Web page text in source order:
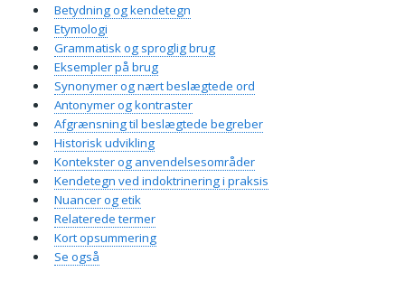
Betydning og kendetegn
Etymologi
Grammatisk og sproglig brug
Eksempler på brug
Synonymer og nært beslægtede ord
Antonymer og kontraster
Afgrænsning til beslægtede begreber
Historisk udvikling
Kontekster og anvendelsesområder
Kendetegn ved indoktrinering i praksis
Nuancer og etik
Relaterede termer
Kort opsummering
Se også